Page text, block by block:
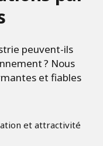
peuvent-ils
? Nous
et fiables
et attractivité